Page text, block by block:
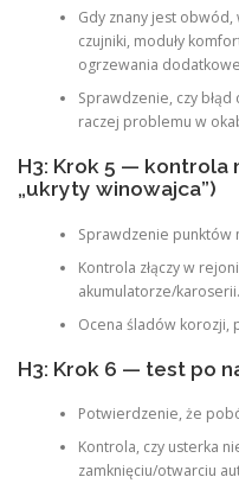
Gdy znany jest obwód,
czujniki, moduły
ogrzewania
Sprawdzenie, czy
raczej problemu w
H3: Krok 5 — kontrola
„ukryty winowajca”)
Sprawdzenie punktów
Kontrola złączy w
akumulatorze/karoserii.
Ocena śladów korozji,
H3: Krok 6 — test po
Potwierdzenie, że
Kontrola, czy usterka
zamknięciu/otwarciu